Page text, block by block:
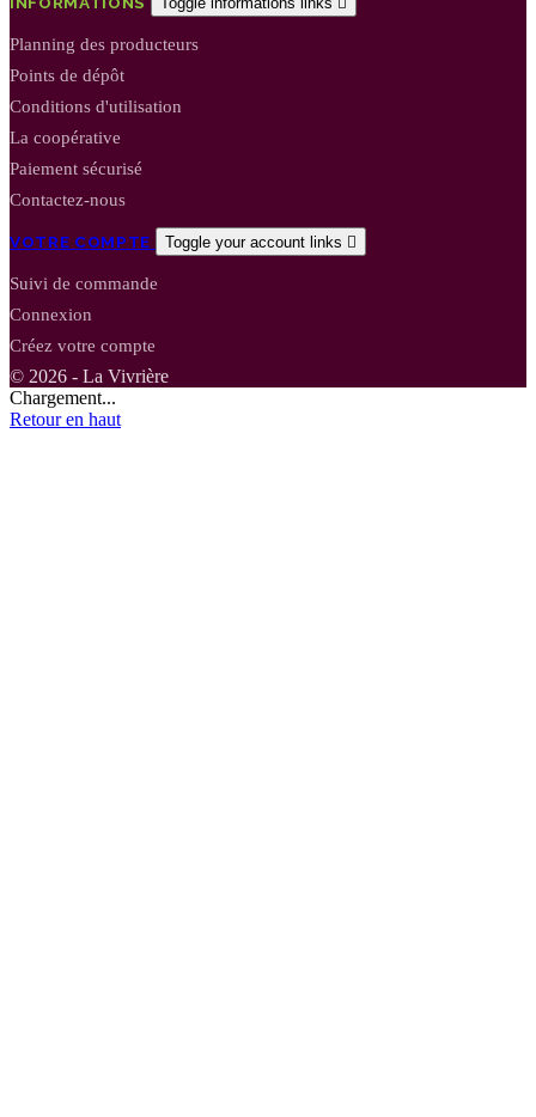
Planning des producteurs
Points de dépôt
Conditions d'utilisation
La coopérative
Paiement sécurisé
Contactez-nous
VOTRE COMPTE Toggle your account links 
Suivi de commande
Connexion
Créez votre compte
© 2026 - La Vivrière
Chargement...
Retour en haut